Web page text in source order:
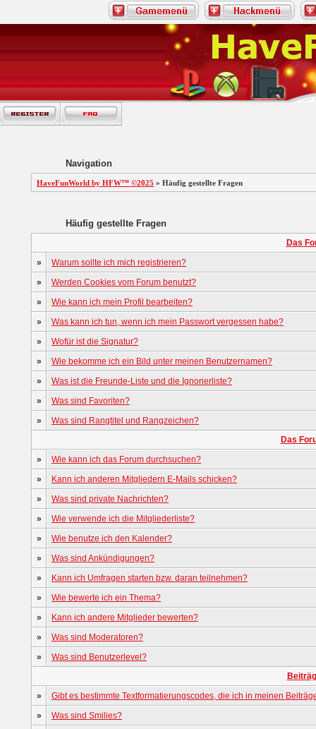
Navigation
HaveFunWorld by HFW™ ©2025 » Häufig gestellte Fragen
Häufig gestellte Fragen
Das
»
Warum sollte ich mich registrieren?
»
Werden Cookies vom Forum benutzt?
»
Wie kann ich mein Profil bearbeiten?
»
Was kann ich tun, wenn ich mein Passwort vergessen habe?
»
Wofür ist die Signatur?
»
Wie bekomme ich ein Bild unter meinen Benutzernamen?
»
Was ist die Freunde-Liste und die Ignorierliste?
»
Was sind Favoriten?
»
Was sind Rangtitel und Rangzeichen?
Das
»
Wie kann ich das Forum durchsuchen?
»
Kann ich anderen Mitgliedern E-Mails schicken?
»
Was sind private Nachrichten?
»
Wie verwende ich die Mitgliederliste?
»
Wie benutze ich den Kalender?
»
Was sind Ankündigungen?
»
Kann ich Umfragen starten bzw. daran teilnehmen?
»
Wie bewerte ich ein Thema?
»
Kann ich andere Mitglieder bewerten?
»
Was sind Moderatoren?
»
Was sind Benutzerlevel?
»
Gibt es bestimmte Textformatierungscodes, die ich in meinen
»
Was sind Smilies?